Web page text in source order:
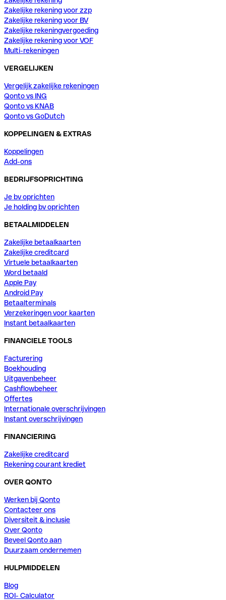
Zakelijke rekening voor zzp
Zakelijke rekening voor BV
Zakelijke rekeningvergoeding
Zakelijke rekening voor VOF
Multi-rekeningen
VERGELIJKEN
Vergelijk zakelijke rekeningen
Qonto vs ING
Qonto vs KNAB
Qonto vs GoDutch
KOPPELINGEN & EXTRAS
Koppelingen
Add-ons
BEDRIJFSOPRICHTING
Je bv oprichten
Je holding bv oprichten
BETAALMIDDELEN
Zakelijke betaalkaarten
Zakelijke creditcard
Virtuele betaalkaarten
Word betaald
Apple Pay
Android Pay
Betaalterminals
Verzekeringen voor kaarten
Instant betaalkaarten
FINANCIELE TOOLS
Facturering
Boekhouding
Uitgavenbeheer
Cashflowbeheer
Offertes
Internationale overschrijvingen
Instant overschrijvingen
FINANCIERING
Zakelijke creditcard
Rekening courant krediet
OVER QONTO
Werken bij Qonto
Contacteer ons
Diversiteit & inclusie
Over Qonto
Beveel Qonto aan
Duurzaam ondernemen
HULPMIDDELEN
Blog
ROI- Calculator